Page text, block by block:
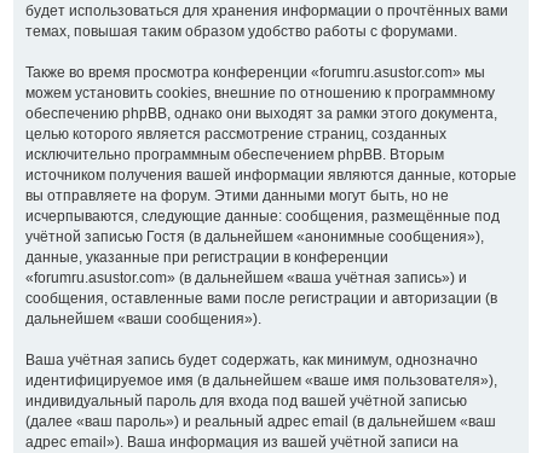
будет использоваться для хранения информации о прочтённых вами
темах, повышая таким образом удобство работы с форумами.
Также во время просмотра конференции «forumru.asustor.com» мы
можем установить cookies, внешние по отношению к программному
обеспечению phpBB, однако они выходят за рамки этого документа,
целью которого является рассмотрение страниц, созданных
исключительно программным обеспечением phpBB. Вторым
источником получения вашей информации являются данные, которые
вы отправляете на форум. Этими данными могут быть, но не
исчерпываются, следующие данные: сообщения, размещённые под
учётной записью Гостя (в дальнейшем «анонимные сообщения»),
данные, указанные при регистрации в конференции
«forumru.asustor.com» (в дальнейшем «ваша учётная запись») и
сообщения, оставленные вами после регистрации и авторизации (в
дальнейшем «ваши сообщения»).
Ваша учётная запись будет содержать, как минимум, однозначно
идентифицируемое имя (в дальнейшем «ваше имя пользователя»),
индивидуальный пароль для входа под вашей учётной записью
(далее «ваш пароль») и реальный адрес email (в дальнейшем «ваш
адрес email»). Ваша информация из вашей учётной записи на